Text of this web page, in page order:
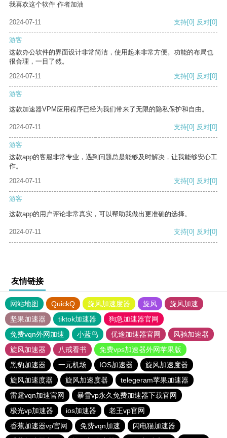
我喜欢这个软件 作者加油
2024-07-11 支持[0] 反对[0]
游客
这款办公软件的界面设计非常简洁，使用起来非常方便。功能的布局也
很合理，一目了然。
2024-07-11
支持[0] 反对[0]
游客
这款加速器VPM应用程序已经为我们带来了无限的隐私保护和自由。
2024-07-11 支持[0] 反对[0]
游客
这款app的客服非常专业，遇到问题总是能够及时解决，让我能够安心工
作。
2024-07-11
支持[0] 反对[0]
游客
这款app的用户评论非常真实，可以帮助我做出更准确的选择。
2024-07-11 支持[0] 反对[0]
友情链接
网站地图 QuickQ 旋风加速度器 旋风
旋风加速
坚果加速器
tiktok加速器
狗急加速器官网
免费vqn外网加速
小蓝鸟 优途加速器官网
风驰加速器
旋风加速器
八戒看书
免费vps加速器外网苹果版
黑豹加速器
一元机场 IOS加速器
旋风加速度器
旋风加速度器
旋风加速度器
telegeram苹果加速器
雷霆vqn加速官网
暴雪vp永久免费加速器下载官网
极光vp加速器
ios加速器
老王vp官网
香蕉加速器vp官网
免费vqn加速
闪电猫加速器